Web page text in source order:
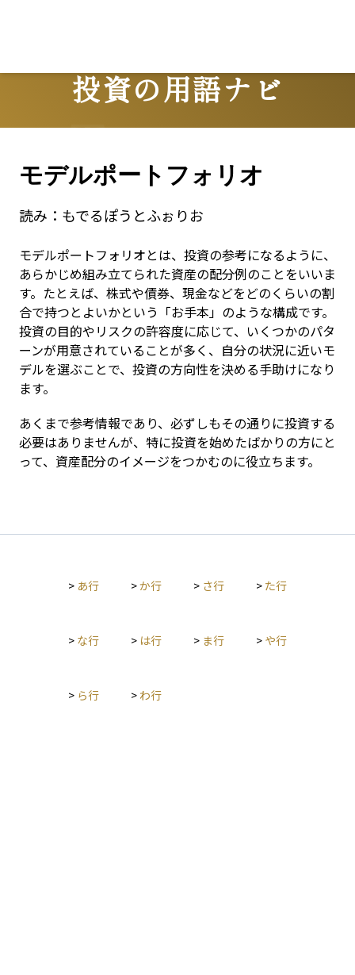
投資の用語ナビ
Terms
モデルポートフォリオ
読み： もでるぽうとふぉりお
モデルポートフォリオとは、投資の参考になるように、
あらかじめ組み立てられた資産の配分例のことをいいま
す。たとえば、株式や債券、現金などをどのくらいの割
合で持つとよいかという「お手本」のような構成です。
投資の目的やリスクの許容度に応じて、いくつかのパタ
ーンが用意されていることが多く、自分の状況に近いモ
デルを選ぶことで、投資の方向性を決める手助けになり
ます。
あくまで参考情報であり、必ずしもその通りに投資する
必要はありませんが、特に投資を始めたばかりの方にと
って、資産配分のイメージをつかむのに役立ちます。
> あ行 >か行 > さ行 > た行
> な行 > は行 > ま行 > や行
> ら行 > わ行